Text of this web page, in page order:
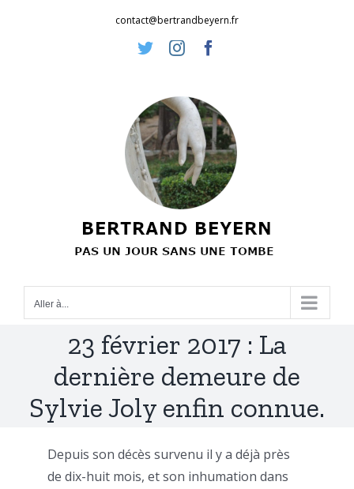
contact@bertrandbeyern.fr
TwitterInstagram
Aller à...
23 février 2017 : La
dernière demeure de
Sylvie Joly enfin connue.
Depuis son décès survenu il y a déjà près
de dix-huit mois, et son inhumation dans